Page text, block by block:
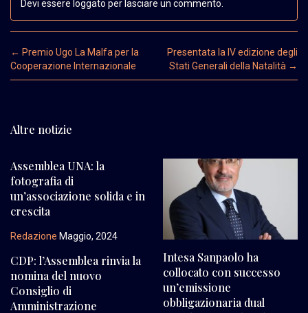
Devi essere loggato per lasciare un commento.
Post navigation
← Premio Ugo La Malfa per la
Cooperazione Internazionale
Presentata la IV edizione degli
Stati Generali della Natalità →
Altre notizie
Assemblea UNA: la
fotografia di
un’associazione solida e in
crescita
Redazione Maggio, 2024
Intesa Sanpaolo ha
collocato con successo
un’emissione
obbligazionaria dual
CDP: l’Assemblea rinvia la
nomina del nuovo
Consiglio di
Amministrazione